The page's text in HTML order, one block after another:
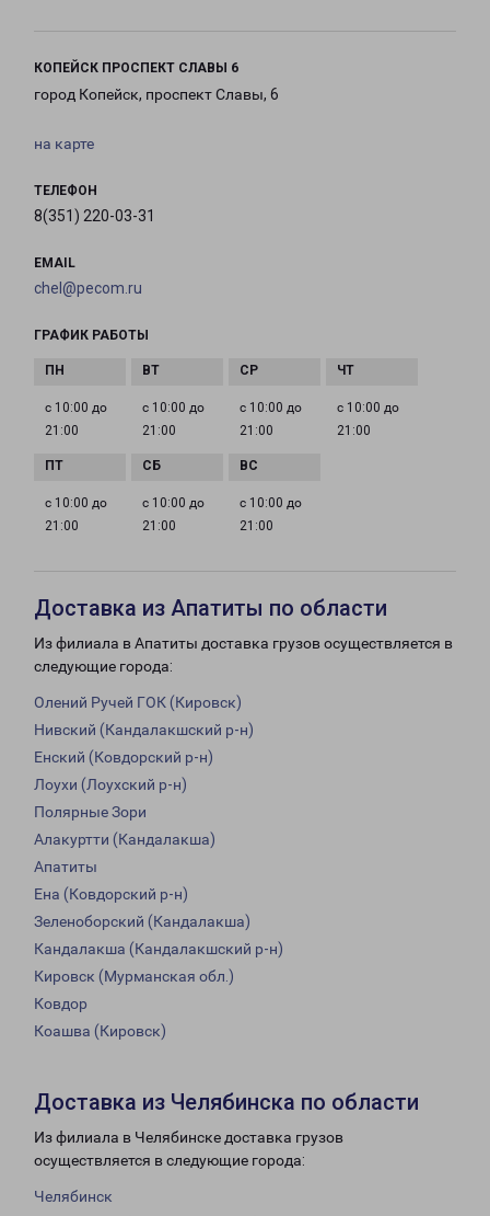
КОПЕЙСК ПРОСПЕКТ СЛАВЫ 6
город Копейск, проспект Славы, 6
на карте
ТЕЛЕФОН
8(351) 220-03-31
EMAIL
chel@pecom.ru
ГРАФИК РАБОТЫ
с 10:00 до
21:00
с 10:00 до
21:00
с 10:00 до
21:00
с 10:00 до
21:00
с 10:00 до
21:00
с 10:00 до
21:00
с 10:00 до
21:00
Доставка из Апатиты по области
Из филиала в Апатиты доставка грузов осуществляется в
следующие города:
Олений Ручей ГОК (Кировск)
Нивский (Кандалакшский р-н)
Енский (Ковдорский р-н)
Лоухи (Лоухский р-н)
Полярные Зори
Алакуртти (Кандалакша)
Апатиты
Ена (Ковдорский р-н)
Зеленоборский (Кандалакша)
Кандалакша (Кандалакшский р-н)
Кировск (Мурманская обл.)
Ковдор
Коашва (Кировск)
Доставка из Челябинска по области
Из филиала в Челябинске доставка грузов
осуществляется в следующие города:
Челябинск